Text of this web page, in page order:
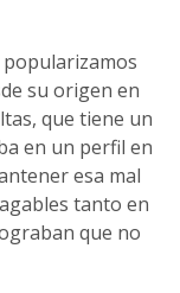
su origen en
que tiene un
en un perfil en
esa mal
tanto en
que no